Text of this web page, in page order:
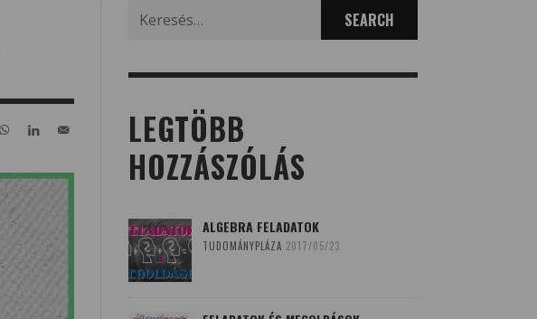
for:
LEGTÖBB
HOZZÁSZÓLÁS
ALGEBRA FELADATOK
TUDOMÁNYPLÁZA 2017/05/23